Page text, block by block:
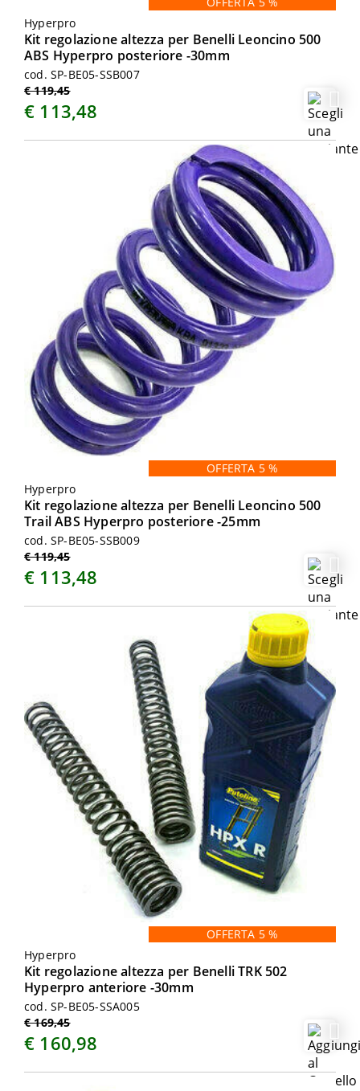
Hyperpro
Kit regolazione altezza per Benelli Leoncino 500
ABS Hyperpro posteriore -30mm
cod. SP-BE05-SSB007
€ 119,45
€ 113,48
OFFERTA 5 %
Hyperpro
Kit regolazione altezza per Benelli Leoncino 500
Trail ABS Hyperpro posteriore -25mm
cod. SP-BE05-SSB009
€ 119,45
€ 113,48
OFFERTA 5 %
Hyperpro
Kit regolazione altezza per Benelli TRK 502
Hyperpro anteriore -30mm
cod. SP-BE05-SSA005
€ 169,45
€ 160,98